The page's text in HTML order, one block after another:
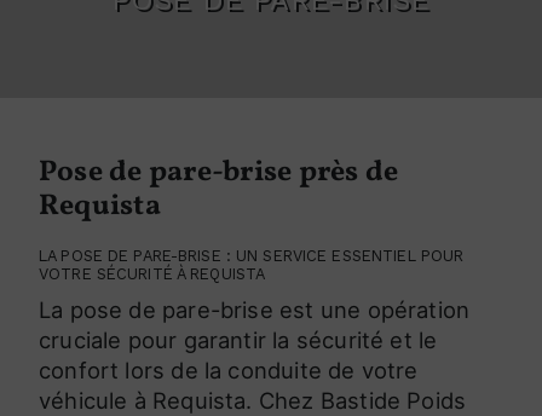
Pose de pare-brise près de
Requista
LA POSE DE PARE-BRISE : UN SERVICE ESSENTIEL POUR
VOTRE SÉCURITÉ À REQUISTA
La pose de pare-brise est une opération
cruciale pour garantir la sécurité et le
confort lors de la conduite de votre
véhicule à Requista. Chez Bastide Poids